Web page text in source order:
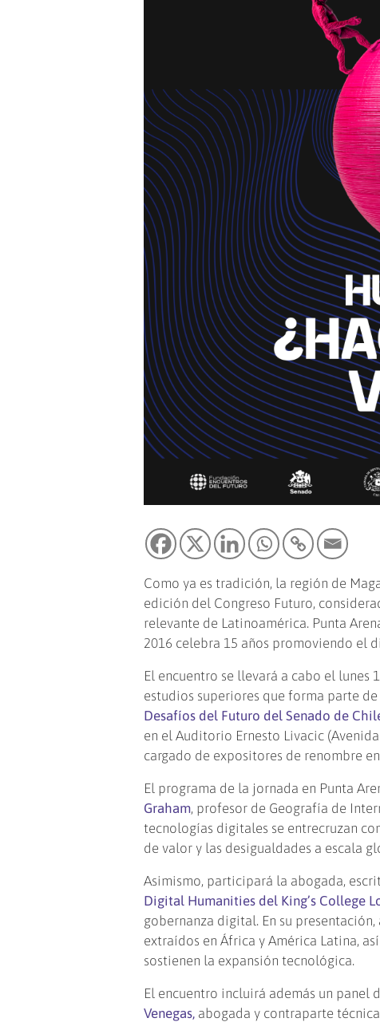
Como ya es tradición, la región de
edición del Congreso Futuro,
relevante de Latinoamérica. Punta
2016 celebra 15 años promoviendo el
El encuentro se llevará a cabo el lunes
estudios superiores que forma parte
Desafíos del Futuro del Senado de
en el Auditorio Ernesto Livacic
cargado de expositores de renombre
El programa de la jornada en Punta
Graham, profesor de Geografía de
tecnologías digitales se entrecruzan
de valor y las desigualdades a escala
Asimismo, participará la abogada,
Digital Humanities del King’s College
gobernanza digital. En su
extraídos en África y América Latina,
sostienen la expansión tecnológica.
El encuentro incluirá además un panel
Venegas, abogada y contraparte